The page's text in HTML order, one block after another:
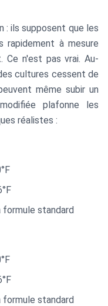
: ils supposent que les
à mesure
Ce n'est pas vrai. Au-
cultures cessent de
même subir un
plafonne les
réalistes :
formule standard
formule standard